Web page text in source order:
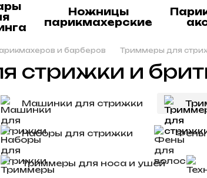
Ножницы
парикмахерские
и барберов Триммеры для
стрижки и
Машинки для стрижки
Наборы для стрижки Фены
Триммеры для носа и ушей